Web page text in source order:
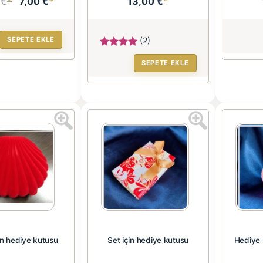
SEPETE EKLE (2)
SEPETE EKLE
hediye kutusu Set için hediye kutusu Hediye